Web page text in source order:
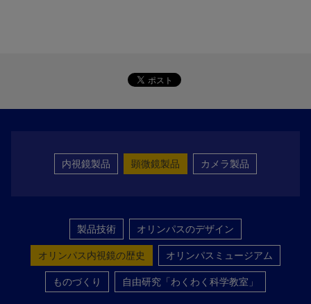
内視鏡製品 顕微鏡製品 カメラ製品
製品技術
オリンパスのデザイン
オリンパス内視鏡の歴史
オリンパスミュージアム
ものづくり
自由研究「わくわく科学教室」